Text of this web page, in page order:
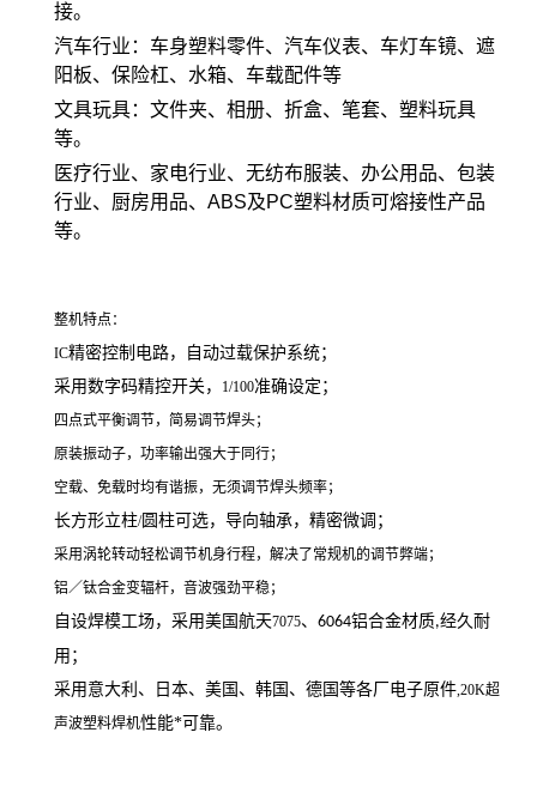
接。
汽车行业：车身塑料零件、汽车仪表、车灯车镜、遮
阳板、保险杠、水箱、车载配件等
文具玩具：文件夹、相册、折盒、笔套、塑料玩具
等。
医疗行业、家电行业、无纺布服装、办公用品、包装
行业、厨房用品、ABS及PC塑料材质可熔接性产品
等。
整机特点：
IC精密控制电路，自动过载保护系统；
采用数字码精控开关，
1/100准确设定；
四点式平衡调节，简易调节焊头；
原装振动子，功率输出强大于同行；
空载、免载时均有谐振，无须调节焊头频率；
长方形立柱/圆柱可选，导向轴承，精密微调；
采用涡轮转动轻松调节机身行程，解决了常规机的调节弊端；
铝／钛合金变辐杆，音波强劲平稳；
自设焊模工场，采用美国航天7075、 6064铝合金材质,经久耐
用；
采用意大利、日本、美国、韩国、德国等各厂电子原件,20K超
声波塑料焊机性能*可靠。